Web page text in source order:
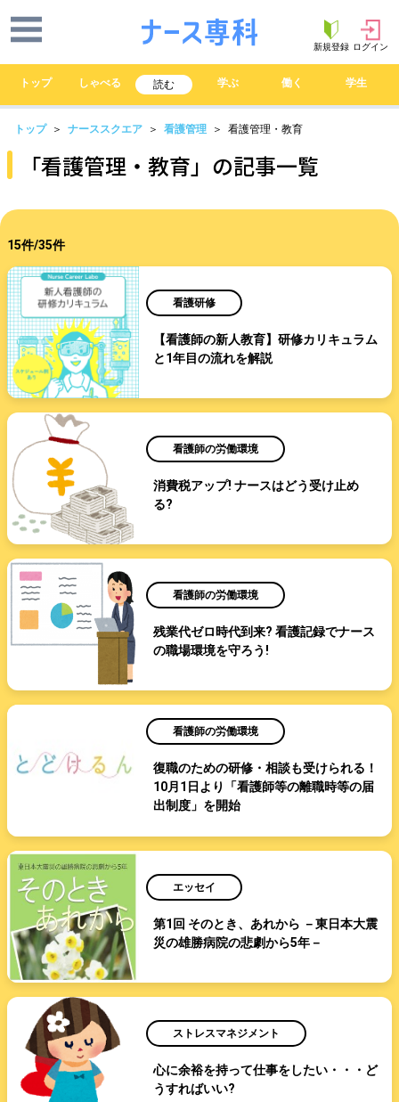
新規登録 ログイン
トップ しゃべる 読む 学ぶ 働く 学生
トップ ＞ ナーススクエア ＞ 看護管理 ＞ 看護管理・教育
「看護管理・教育」の記事一覧
15件/35件
看護研修
【看護師の新人教育】研修カリキュラム
と1年目の流れを解説
看護師の労働環境
消費税アップ! ナースはどう受け止め
る?
看護師の労働環境
残業代ゼロ時代到来? 看護記録でナース
の職場環境を守ろう!
看護師の労働環境
復職のための研修・相談も受けられる！
10月1日より「看護師等の離職時等の届
出制度」を開始
エッセイ
第1回 そのとき、あれから －東日本大震
災の雄勝病院の悲劇から5年－
ストレスマネジメント
心に余裕を持って仕事をしたい・・・ど
うすればいい?